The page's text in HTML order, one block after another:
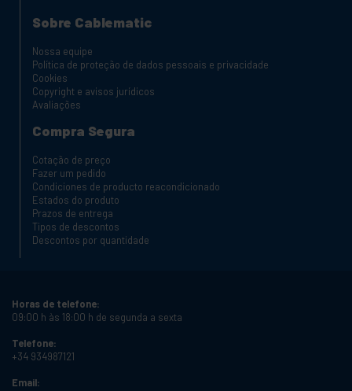
Sobre Cablematic
Nossa equipe
Política de proteção de dados pessoais e privacidade
Cookies
Copyright e avisos jurídicos
Avaliações
Compra Segura
Cotação de preço
Fazer um pedido
Condiciones de producto reacondicionado
Estados do produto
Prazos de entrega
Tipos de descontos
Descontos por quantidade
Horas de telefone:
09:00 h às 18:00 h de segunda a sexta
Telefone: